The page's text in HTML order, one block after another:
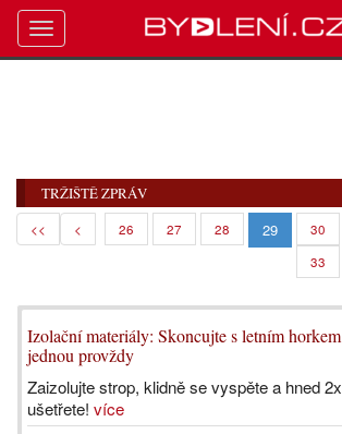
TRŽIŠTĚ ZPRÁV
<< < 26 27 28 29 30
33
Izolační materiály: Skoncujte s letním horkem
jednou provždy
Zaizolujte strop, klidně se vyspěte a hned 2x
ušetřete! více
Toggle
navigation